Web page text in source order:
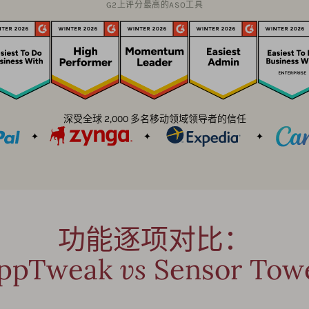
G2上评分最高的ASO工具
深受全球 2,000 多名移动领域领导者的信任
功能逐项对比：
vs Sensor